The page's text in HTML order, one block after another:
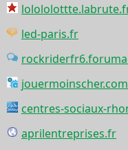
led-paris.fr
jouermoinscher.com
centres-sociaux-
aprilentreprises.fr